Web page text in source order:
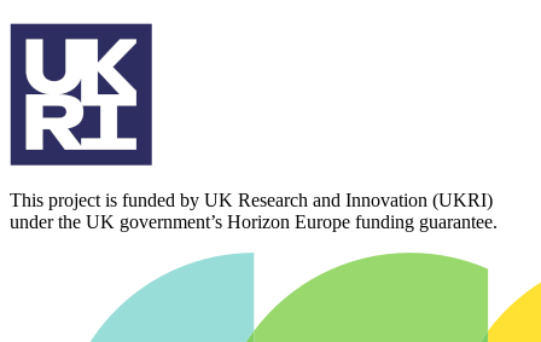
This project is funded by UK Research and Innovation (UKRI)
under the UK government’s Horizon Europe funding guarantee.